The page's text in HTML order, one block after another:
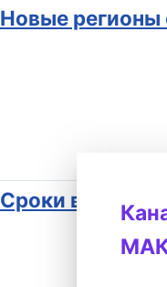
Новые регионы
Сроки выплат